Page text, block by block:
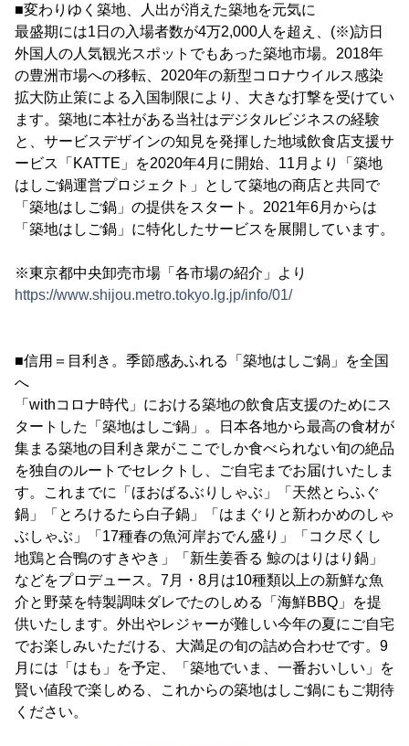
■変わりゆく築地、人出が消えた築地を元気に
最盛期には1日の入場者数が4万2,000人を超え、(※)訪日
外国人の人気観光スポットでもあった築地市場。2018年
の豊洲市場への移転、2020年の新型コロナウイルス感染
拡大防止策による入国制限により、大きな打撃を受けてい
ます。築地に本社がある当社はデジタルビジネスの経験
と、サービスデザインの知見を発揮した地域飲食店支援サ
ービス「KATTE」を2020年4月に開始、11月より「築地
はしご鍋運営プロジェクト」として築地の商店と共同で
「築地はしご鍋」の提供をスタート。2021年6月からは
「築地はしご鍋」に特化したサービスを展開しています。
※東京都中央卸売市場「各市場の紹介」より
https://www.shijou.metro.tokyo.lg.jp/info/01/
■信用＝目利き。季節感あふれる「築地はしご鍋」を全国
へ
「withコロナ時代」における築地の飲食店支援のためにス
タートした「築地はしご鍋」。日本各地から最高の食材が
集まる築地の目利き衆がここでしか食べられない旬の絶品
を独自のルートでセレクトし、ご自宅までお届けいたしま
す。これまでに「ほおばるぶりしゃぶ」「天然とらふぐ
鍋」「とろけるたら白子鍋」「はまぐりと新わかめのしゃ
ぶしゃぶ」「17種春の魚河岸おでん盛り」「コク尽くし
地鶏と合鴨のすきやき」「新生姜香る 鯨のはりはり鍋」
などをプロデュース。7月・8月は10種類以上の新鮮な魚
介と野菜を特製調味ダレでたのしめる「海鮮BBQ」を提
供いたします。外出やレジャーが難しい今年の夏にご自宅
でお楽しみいただける、大満足の旬の詰め合わせです。9
月には「はも」を予定、「築地でいま、一番おいしい」を
賢い値段で楽しめる、これからの築地はしご鍋にもご期待
ください。